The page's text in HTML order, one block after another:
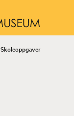
Skoleoppgaver